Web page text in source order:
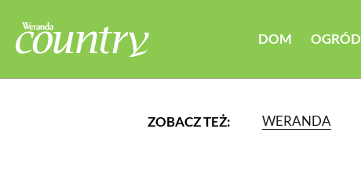
DOM OGRÓD
ZOBACZ TEŻ: WERANDA